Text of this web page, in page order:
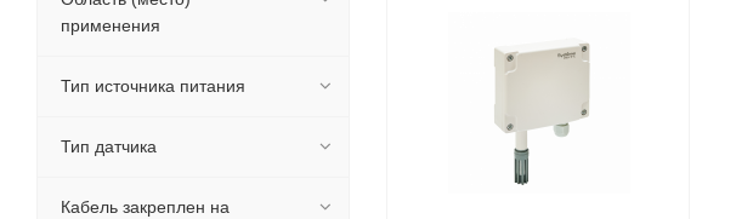
применения
Тип источника питания
Тип датчика
Кабель закреплен на